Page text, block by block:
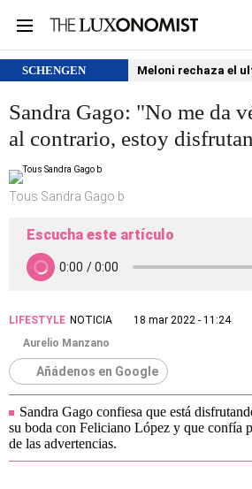
SCHENGEN Meloni rechaza el
Sandra Gago: "No me da
al contrario, estoy
Tous Sandra Gago b
Escucha este artículo
LIFESTYLE NOTICIA
18 mar 2022 - 11:24
Aurelio Manzano
Añádenos en Google
Sandra Gago confiesa que está
su boda con Feliciano López y que confía
de las advertencias.